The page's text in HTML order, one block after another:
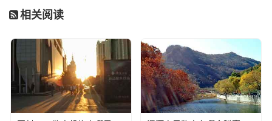
相关阅读